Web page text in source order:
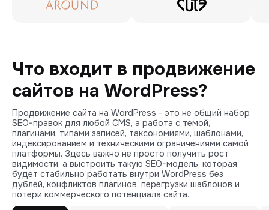
Что входит в продвижение
сайтов на WordPress?
Продвижение сайта на WordPress - это не общий набор
SEO-правок для любой CMS, а работа с темой,
плагинами, типами записей, таксономиями, шаблонами,
индексированием и техническими ограничениями самой
платформы. Здесь важно не просто получить рост
видимости, а выстроить такую SEO-модель, которая
будет стабильно работать внутри WordPress без
дублей, конфликтов плагинов, перегрузки шаблонов и
потери коммерческого потенциала сайта.